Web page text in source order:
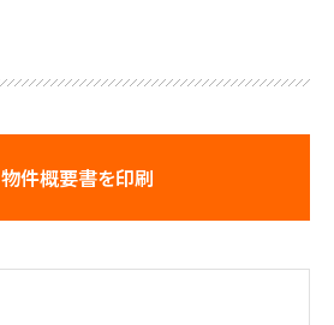
物件概要書を印刷